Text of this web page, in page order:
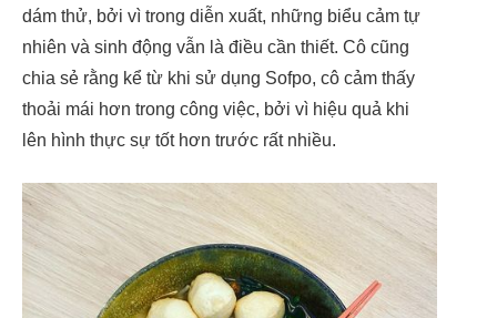
dám thử, bởi vì trong diễn xuất, những biểu cảm tự
nhiên và sinh động vẫn là điều cần thiết. Cô cũng
chia sẻ rằng kể từ khi sử dụng Sofpo, cô cảm thấy
thoải mái hơn trong công việc, bởi vì hiệu quả khi
lên hình thực sự tốt hơn trước rất nhiều.